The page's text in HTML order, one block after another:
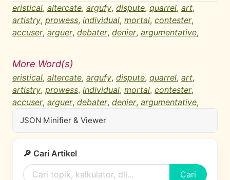
eristical, altercate, argufy, dispute, quarrel, art,
artistry, prowess, individual, mortal, contester,
accuser, arguer, debater, denier, argumentative,
More Word(s)
eristical, altercate, argufy, dispute, quarrel, art,
artistry, prowess, individual, mortal, contester,
accuser, arguer, debater, denier, argumentative,
JSON Minifier & Viewer
🔎 Cari Artikel
Cari